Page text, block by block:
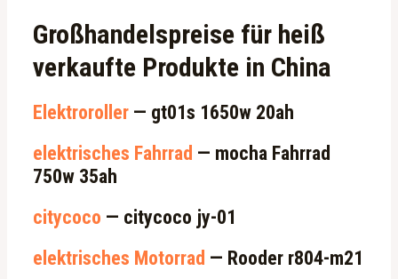
Großhandelspreise für heiß
verkaufte Produkte in China
Elektroroller — gt01s 1650w 20ah
elektrisches Fahrrad — mocha Fahrrad
750w 35ah
citycoco — citycoco jy-01
elektrisches Motorrad — Rooder r804-m21